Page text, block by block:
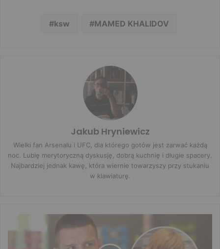
ksw MAMED KHALIDOV
Jakub Hryniewicz
Wielki fan Arsenalu i UFC, dla którego gotów jest zarwać każdą
noc. Lubię merytoryczną dyskusję, dobrą kuchnię i długie spacery.
Najbardziej jednak kawę, która wiernie towarzyszy przy stukaniu
w klawiaturę.